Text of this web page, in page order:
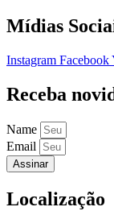
Mídias
Instagram Facebook
Receba
Name
Email
Assinar
Localização